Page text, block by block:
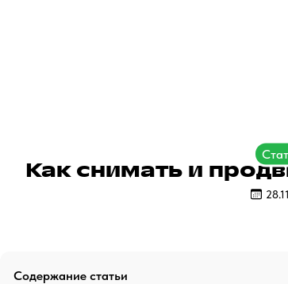
Как снимать и
Содержание статьи